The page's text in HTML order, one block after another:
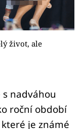
život, ale
nadváhou
roční období
je známé